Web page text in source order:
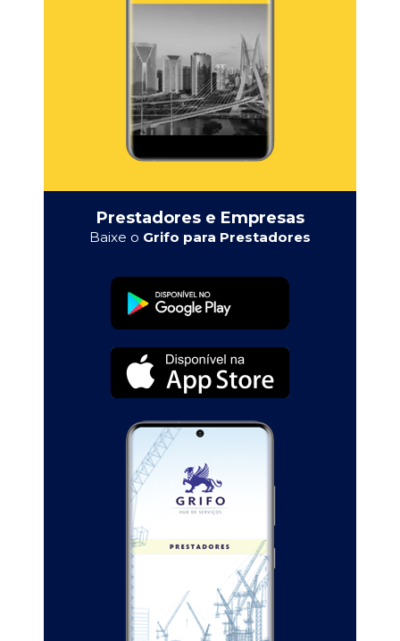
Prestadores e Empresas
Baixe o Grifo para Prestadores